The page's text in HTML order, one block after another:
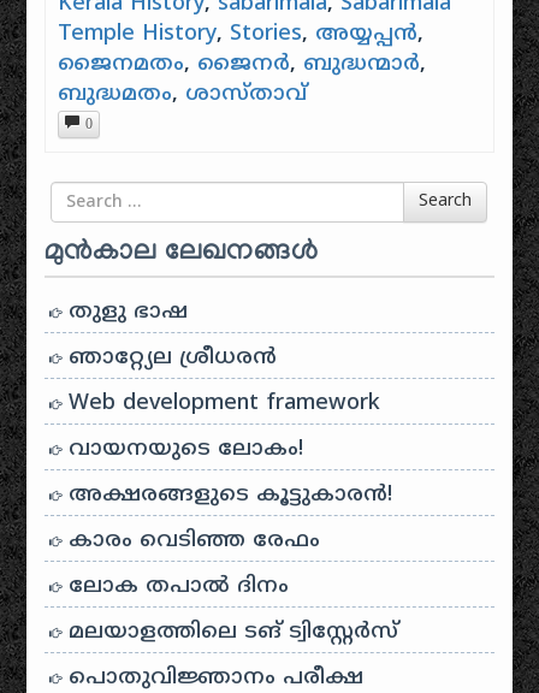
Temple History, Stories, അയ്യപ്പൻ,
ജൈനമതം, ജൈനർ, ബുദ്ധന്മാർ,
ബുദ്ധമതം, ശാസ്താവ്
0
Search for Search
മുൻകാല ലേഖനങ്ങൾ
തുളു ഭാഷ
ഞാറ്റ്യേല ശ്രീധരൻ
Web development framework
വായനയുടെ ലോകം!
അക്ഷരങ്ങളുടെ കൂട്ടുകാരൻ!
കാരം വെടിഞ്ഞ രേഫം
ലോക തപാൽ ദിനം
മലയാളത്തിലെ ടങ് ട്വിസ്റ്റേർസ്
പൊതുവിജ്ഞാനം പരീക്ഷ